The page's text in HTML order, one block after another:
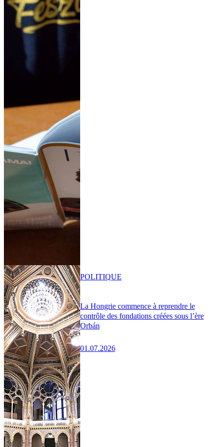
La Hongrie commence à reprendre le
contrôle des fondations créées sous l’ère
Orbán
01.07.2026
POLITIQUE